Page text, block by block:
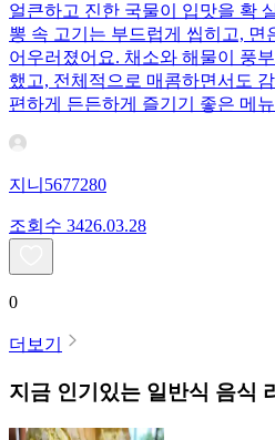
얼큰하고 진한 국물이 입맛을 확
뽕 속 고기는 부드럽게 씹히고, 면
어우러졌어요. 채소와 해물이 풍
했고, 전체적으로 매콤하면서도
편하게 든든하게 즐기기 좋은 메
지니5677280
조회수 3426.03.28
0
더보기
지금 인기있는 일반식 음식